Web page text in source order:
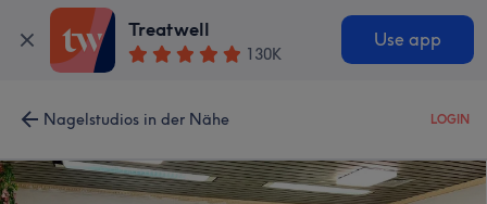
Treatwell
130K
Use app
Nagelstudios in der Nähe LOGIN